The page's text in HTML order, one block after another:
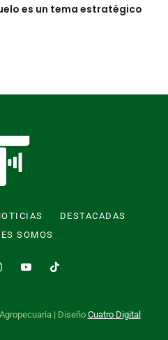
es un tema estratégico
DESTACADAS
SOMOS
| Diseño Cuatro Digital